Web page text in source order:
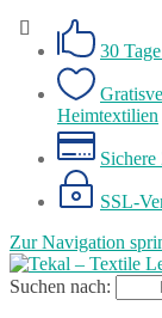
30
Heimtextilien
SSL-
Zur Navigation
Suchen nach: